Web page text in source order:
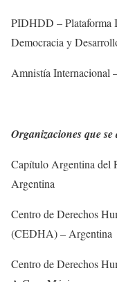
PIDHDD – Plataforma
Democracia y
Amnistía Internacional
Organizaciones que
Capítulo Argentina del
Argentina
Centro de Derechos
(CEDHA) – Argentina
Centro de Derechos